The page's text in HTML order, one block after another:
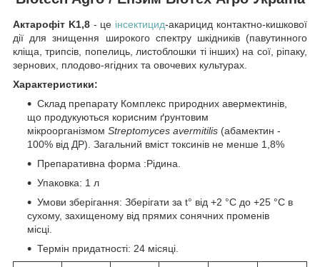
Актарофіт K1,8- це інсектицид-акарицид контактно-кишкової
дії для знищення широкого спектру шкідників (павутинного
кліща, трипсів, попелиць, листоблошки ті інших) на сої, ріпаку,
зернових, плодово-ягідних та овочевих культурах.
Характеристики:
Склад препарату Комплекс природних авермектинів,
що продукуються корисним ґрунтовим
мікроорганізмом Streptomyces avermitilis (абамектин -
100% від ДР). Загальний вміст токсинів не менше 1,8%
Препаративна форма :Рідина.
Упаковка: 1 л
Умови зберігання: Зберігати за t° від +2 °С до +25 °С в
сухому, захищеному від прямих сонячних променів
місці.
Термін придатності: 24 місяці.